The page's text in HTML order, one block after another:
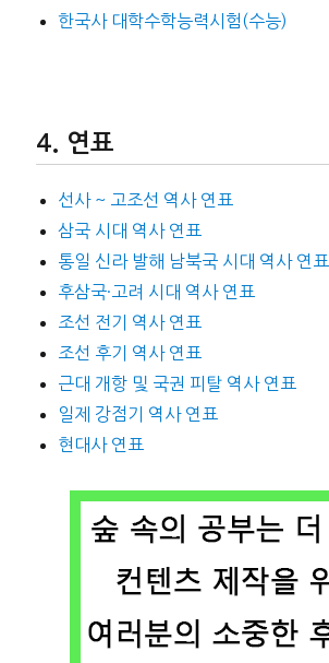
한국사 대학수학능력시험(수능)
연표
선사 ~ 고조선 역사 연표
삼국 시대 역사 연표
통일 신라 발해 남북국 시대 역사 연표
후삼국·고려 시대 역사 연표
조선 전기 역사 연표
조선 후기 역사 연표
근대 개항 및 국권 피탈 역사 연표
일제 강점기 역사 연표
현대사 연표